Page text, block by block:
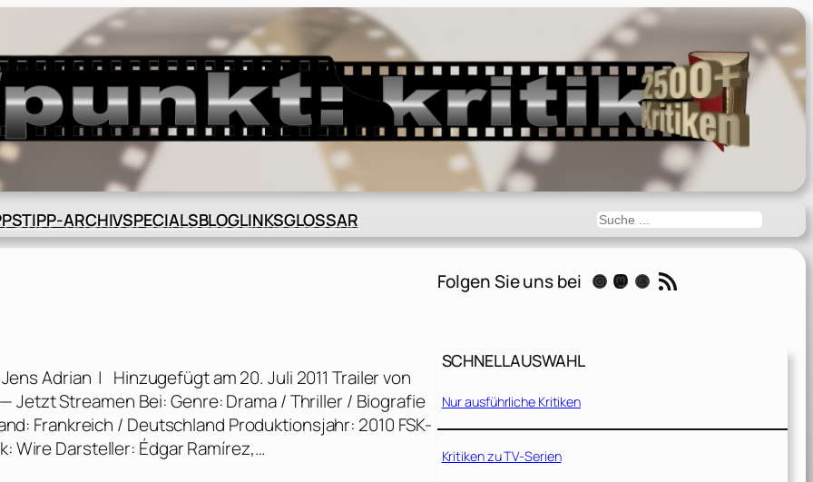
TIPP-ARCHIVSPECIALSBLOGLINKSGLOSSAR Suchen
Adrian | Hinzugefügt am 20. Juli 2011 Trailer von
Jetzt Streamen Bei: Genre: Drama / Thriller / Biografie
Frankreich / Deutschland Produktionsjahr: 2010 FSK-
Wire Darsteller: Édgar Ramírez,…
Folgen Sie uns bei Instagram Mastodon Threads RSS-Feed
SCHNELLAUSWAHL
Nur ausführliche Kritiken
Kritiken zu TV-Serien